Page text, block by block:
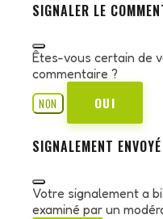
SIGNALER LE
Êtes-vous certain de
commentaire ?
NON
OUI
SIGNALEMENT ENVOYÉ
Votre signalement a
examiné par un